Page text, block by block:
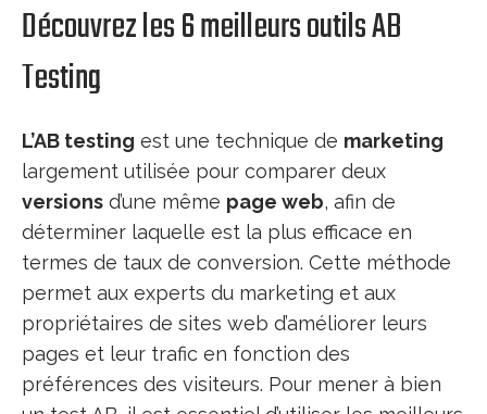
Découvrez les 6 meilleurs outils AB
Testing
L’AB testing est une technique de marketing
largement utilisée pour comparer deux
versions d’une même page web, afin de
déterminer laquelle est la plus efficace en
termes de taux de conversion. Cette méthode
permet aux experts du marketing et aux
propriétaires de sites web d’améliorer leurs
pages et leur trafic en fonction des
préférences des visiteurs. Pour mener à bien